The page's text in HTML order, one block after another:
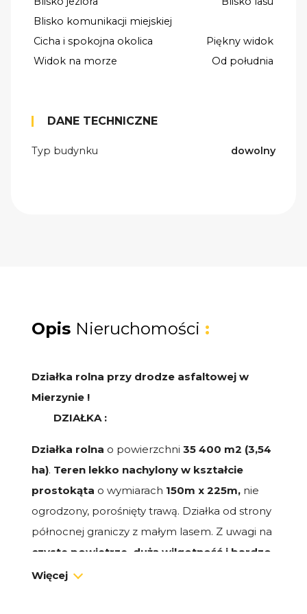
Blisko komunikacji miejskiej
Cicha i spokojna okolica
Piękny widok
Widok na morze
Od południa
DANE TECHNICZNE
Typ budynku dowolny
Opis Nieruchomości :
Działka rolna przy drodze asfaltowej w
Mierzynie !
DZIAŁKA :
Działka rolna o powierzchni 35 400 m2 (3,54
ha). Teren lekko nachylony w kształcie
prostokąta o wymiarach 150m x 225m, nie
ogrodzony, porośnięty trawą. Działka od strony
północnej graniczy z małym lasem. Z uwagi na
czyste powietrze, dużą wilgotność i bardzo
dobre nasłonecznienie działka ma idealne
Więcej